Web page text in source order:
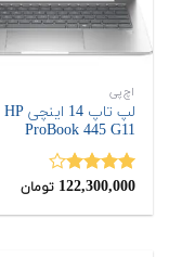
اچ‌پی
ProBook 445 G11
نمره
122,300,000 تومان